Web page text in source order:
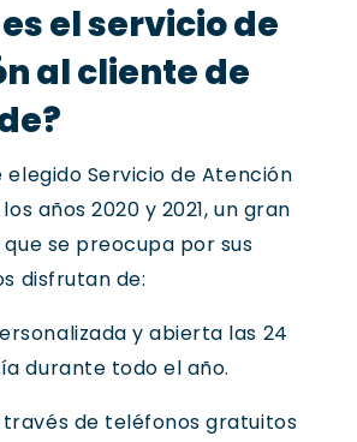
el servicio de
al cliente de
elegido Servicio de Atención
años 2020 y 2021, un gran
se preocupa por sus
disfrutan de:
y abierta las 24
durante todo el año.
de teléfonos gratuitos